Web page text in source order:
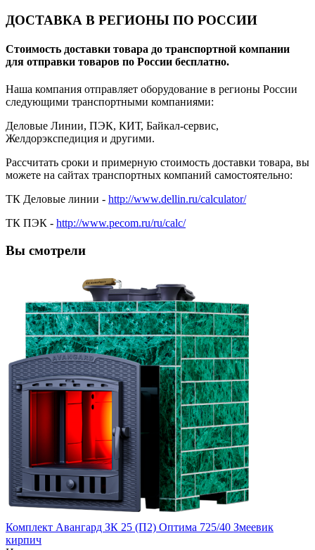
ДОСТАВКА В РЕГИОНЫ ПО РОССИИ
Стоимость доставки товара до транспортной компании
для отправки товаров по России бесплатно.
Наша компания отправляет оборудование в регионы России
следующими транспортными компаниями:
Деловые Линии, ПЭК, КИТ, Байкал-сервис,
Желдорэкспедиция и другими.
Рассчитать сроки и примерную стоимость доставки товара, вы
можете на сайтах транспортных компаний самостоятельно:
ТК Деловые линии - http://www.dellin.ru/calculator/
ТК ПЭК - http://www.pecom.ru/ru/calc/
Вы смотрели
Комплект Авангард ЗК 25 (П2) Оптима 725/40 Змеевик
кирпич